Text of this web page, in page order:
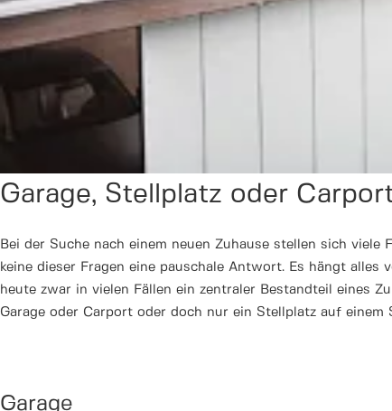
Garage, Stellplatz oder
Bei der Suche nach einem neuen Zuhause stellen sich
keine dieser Fragen eine pauschale Antwort. Es hängt
heute zwar in vielen Fällen ein zentraler Bestandteil eines
Garage oder Carport oder doch nur ein Stellplatz auf
Garage